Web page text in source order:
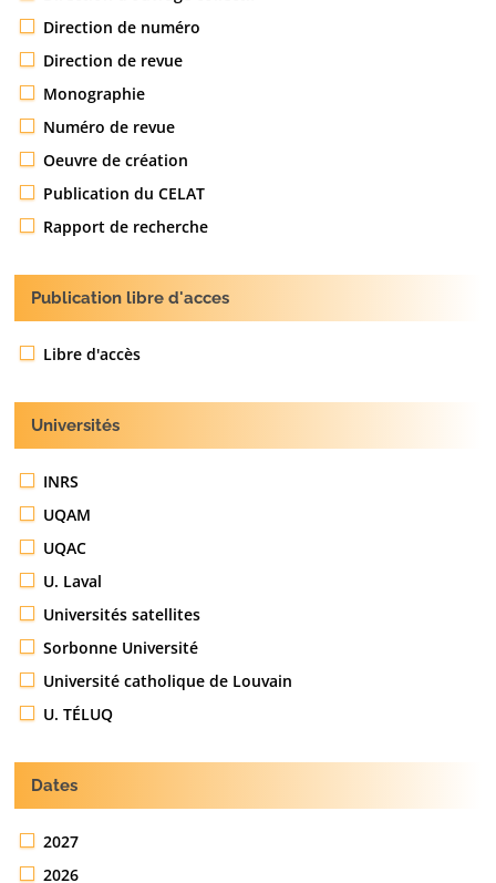
Direction de numéro
Direction de revue
Monographie
Numéro de revue
Oeuvre de création
Publication du CELAT
Rapport de recherche
Publication libre d'acces
Libre d'accès
Universités
INRS
UQAM
UQAC
U. Laval
Universités satellites
Sorbonne Université
Université catholique de Louvain
U. TÉLUQ
Dates
2027
2026